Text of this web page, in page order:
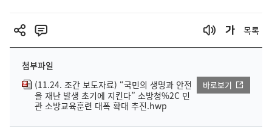
목록
첨부파일
(11.24. 조간 보도자료) “국민의 생명과 안전
을 재난 발생 초기에 지킨다” 소방청%2C 민
관 소방교육훈련 대폭 확대 추진.hwp
바로보기